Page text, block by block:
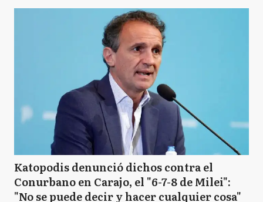
Katopodis denunció dichos contra el
Conurbano en Carajo, el "6-7-8 de Milei":
"No se puede decir y hacer cualquier cosa"